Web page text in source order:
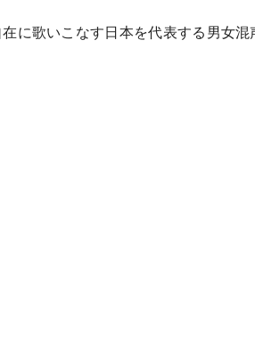
に歌いこなす日本を代表する男女